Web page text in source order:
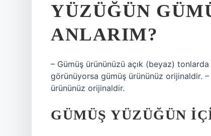
YÜZÜĞÜN
ANLARIM?
– Gümüş ürününüzü açık (beyaz)
görünüyorsa gümüş ürününüz orijinaldir. –
ürününüz orijinaldir.
GÜMÜŞ YÜZÜĞÜN